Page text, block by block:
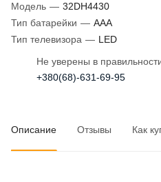
Модель — 32DH4430
Тип батарейки — AAA
Тип телевизора — LED
Не уверены в
+380(68)-631-69-95
Описание Отзывы Как